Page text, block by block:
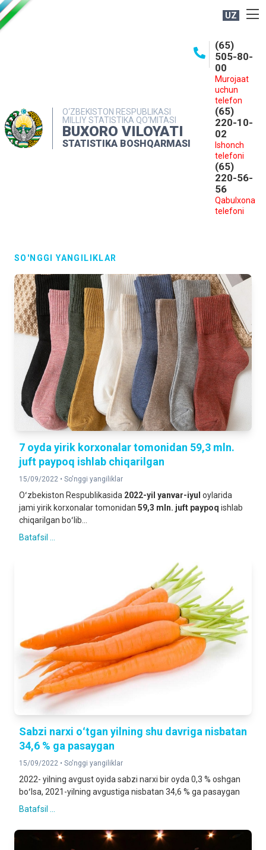
UZ
O‘ZBEKISTON RESPUBLIKASI
MILLIY STATISTIKA QO‘MITASI
BUXORO VILOYATI
STATISTIKA BOSHQARMASI
(65)
505-80-
00
Murojaat
uchun
telefon
(65)
220-10-
02
Ishonch
telefoni
(65)
220-56-
56
Qabulxona
telefoni
MATBUOT XIZMATI
MUROJAATLAR
SO'NGGI YANGILIKLAR
7 oyda yirik korxonalar tomonidan 59,3 mln.
juft paypoq ishlab chiqarilgan
15/09/2022 • So'nggi yangiliklar
Oʻzbekiston Respublikasida 2022-yil yanvar-iyul oylarida
jami yirik korxonalar tomonidan 59,3 mln. juft paypoq ishlab
chiqarilgan boʻlib...
Batafsil ...
Sabzi narxi oʻtgan yilning shu davriga nisbatan
34,6 % ga pasaygan
15/09/2022 • So'nggi yangiliklar
2022- yilning avgust oyida sabzi narxi bir oyda 0,3 % oshgan
boʻlsa, 2021-yilning avgustiga nisbatan 34,6 % ga pasaygan
Batafsil ...